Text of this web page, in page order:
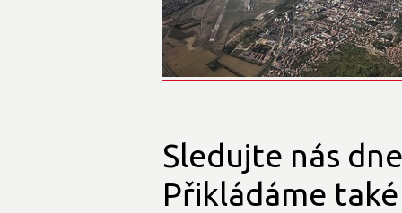
Sledujte nás
Přikládáme